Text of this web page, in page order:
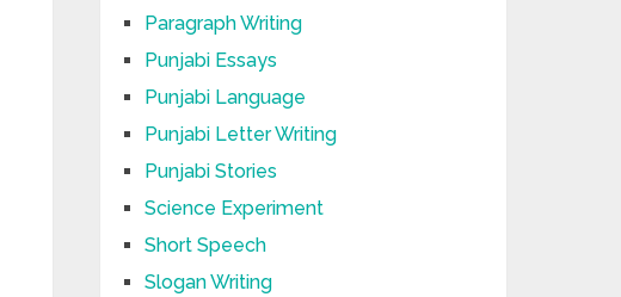
Paragraph Writing
Punjabi Essays
Punjabi Language
Punjabi Letter Writing
Punjabi Stories
Science Experiment
Short Speech
Slogan Writing